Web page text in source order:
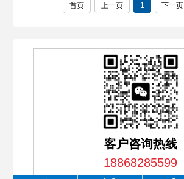
首页 上一页 1 下一页
客户咨询热线
18868285599